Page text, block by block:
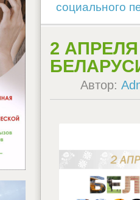
социального
2
Автор: